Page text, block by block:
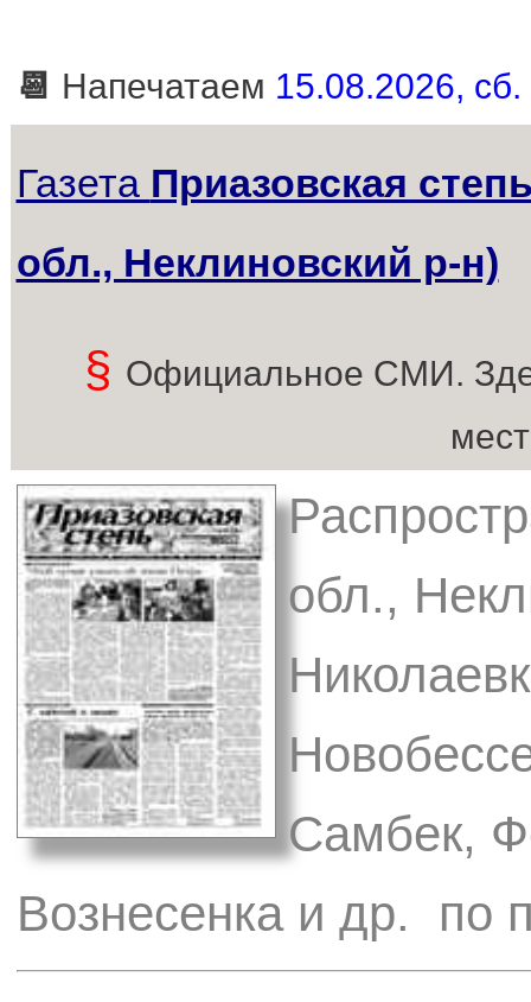
📆 Напечатаем 15.08.2026, сб.
Газета Приазовская
обл., Неклиновский р-н)
§ Официальное СМИ.
обл.,
Самбек,
Вознесенка и др. по